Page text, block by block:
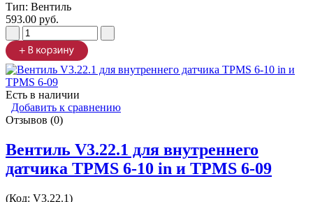
Тип: Вентиль
593.00 руб.
Есть в наличии
Добавить к сравнению
Отзывов (0)
Вентиль V3.22.1 для внутреннего
датчика TPMS 6-10 in и TPMS 6-09
(Код: V3.22.1)